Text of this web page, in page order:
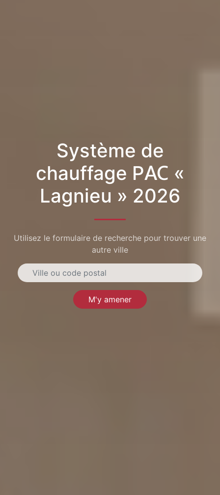
Système de
chauffage PAC «
Lagnieu » 2026
Utilisez le formulaire de recherche pour trouver une
autre ville
M'y amener